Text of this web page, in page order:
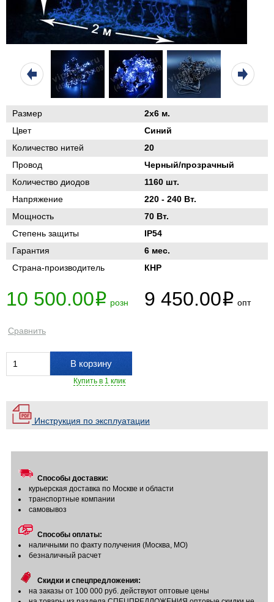
Размер
2х6 м.
Цвет
Синий
Количество нитей
20
Провод
Черный/прозрачный
Количество диодов
1160 шт.
Напряжение
220 - 240 Вт.
Мощность
70 Вт.
Степень защиты
IP54
Гарантия
6 мес.
Страна-производитель
КНР
10 500.00i розн 9 450.00i опт
Сравнить
В корзину
Купить в 1 клик
Инструкция по эксплуатации
Способы доставки:
курьерская доставка по Москве и области
транспортные компании
самовывоз
Способы оплаты:
наличными по факту получения (Москва, МО)
безналичный расчет
Скидки и спецпредложения:
на заказы от 100 000 руб. действуют оптовые цены